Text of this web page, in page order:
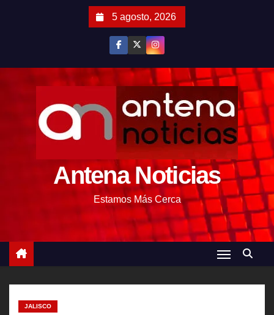
5 agosto, 2026
Antena Noticias
Estamos Más Cerca
JALISCO